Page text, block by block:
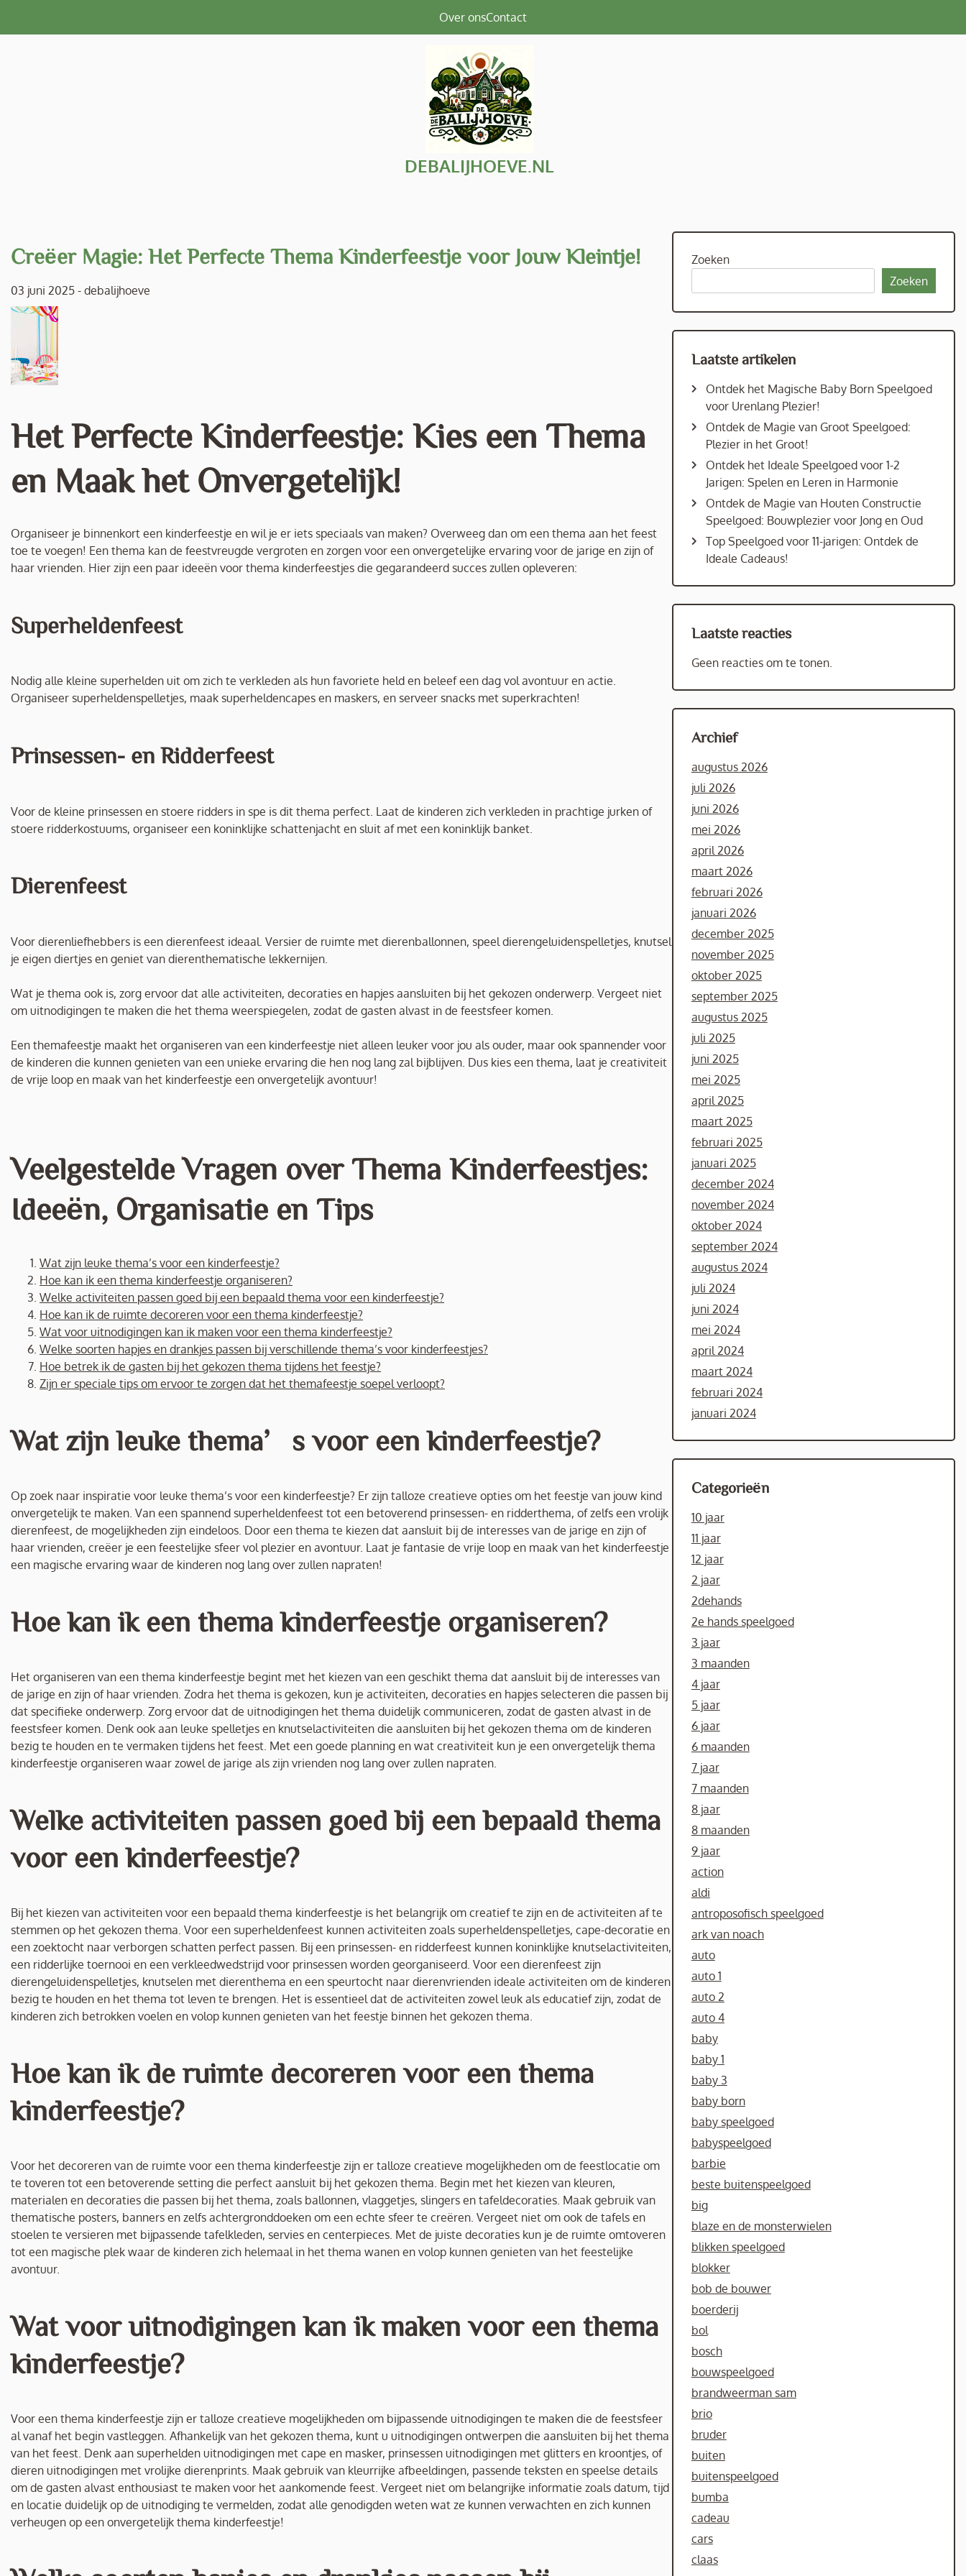
Over onsContact
DEBALIJHOEVE.NL
Creëer Magie: Het Perfecte Thema Kinderfeestje voor Jouw Kleintje!
03 juni 2025 - debalijhoeve
Het Perfecte Kinderfeestje: Kies een Thema
en Maak het Onvergetelijk!
Organiseer je binnenkort een kinderfeestje en wil je er iets speciaals van maken? Overweeg dan om een thema aan het feest
toe te voegen! Een thema kan de feestvreugde vergroten en zorgen voor een onvergetelijke ervaring voor de jarige en zijn of
haar vrienden. Hier zijn een paar ideeën voor thema kinderfeestjes die gegarandeerd succes zullen opleveren:
Superheldenfeest
Nodig alle kleine superhelden uit om zich te verkleden als hun favoriete held en beleef een dag vol avontuur en actie.
Organiseer superheldenspelletjes, maak superheldencapes en maskers, en serveer snacks met superkrachten!
Prinsessen- en Ridderfeest
Voor de kleine prinsessen en stoere ridders in spe is dit thema perfect. Laat de kinderen zich verkleden in prachtige jurken of
stoere ridderkostuums, organiseer een koninklijke schattenjacht en sluit af met een koninklijk banket.
Dierenfeest
Voor dierenliefhebbers is een dierenfeest ideaal. Versier de ruimte met dierenballonnen, speel dierengeluidenspelletjes, knutsel
je eigen diertjes en geniet van dierenthematische lekkernijen.
Wat je thema ook is, zorg ervoor dat alle activiteiten, decoraties en hapjes aansluiten bij het gekozen onderwerp. Vergeet niet
om uitnodigingen te maken die het thema weerspiegelen, zodat de gasten alvast in de feestsfeer komen.
Een themafeestje maakt het organiseren van een kinderfeestje niet alleen leuker voor jou als ouder, maar ook spannender voor
de kinderen die kunnen genieten van een unieke ervaring die hen nog lang zal bijblijven. Dus kies een thema, laat je creativiteit
de vrije loop en maak van het kinderfeestje een onvergetelijk avontuur!
Veelgestelde Vragen over Thema Kinderfeestjes:
Ideeën, Organisatie en Tips
Wat zijn leuke thema’s voor een kinderfeestje?
Hoe kan ik een thema kinderfeestje organiseren?
Welke activiteiten passen goed bij een bepaald thema voor een kinderfeestje?
Hoe kan ik de ruimte decoreren voor een thema kinderfeestje?
Wat voor uitnodigingen kan ik maken voor een thema kinderfeestje?
Welke soorten hapjes en drankjes passen bij verschillende thema’s voor kinderfeestjes?
Hoe betrek ik de gasten bij het gekozen thema tijdens het feestje?
Zijn er speciale tips om ervoor te zorgen dat het themafeestje soepel verloopt?
Wat zijn leuke thema’s voor een kinderfeestje?
Op zoek naar inspiratie voor leuke thema’s voor een kinderfeestje? Er zijn talloze creatieve opties om het feestje van jouw kind
onvergetelijk te maken. Van een spannend superheldenfeest tot een betoverend prinsessen- en ridderthema, of zelfs een vrolijk
dierenfeest, de mogelijkheden zijn eindeloos. Door een thema te kiezen dat aansluit bij de interesses van de jarige en zijn of
haar vrienden, creëer je een feestelijke sfeer vol plezier en avontuur. Laat je fantasie de vrije loop en maak van het kinderfeestje
een magische ervaring waar de kinderen nog lang over zullen napraten!
Hoe kan ik een thema kinderfeestje organiseren?
Het organiseren van een thema kinderfeestje begint met het kiezen van een geschikt thema dat aansluit bij de interesses van
de jarige en zijn of haar vrienden. Zodra het thema is gekozen, kun je activiteiten, decoraties en hapjes selecteren die passen bij
dat specifieke onderwerp. Zorg ervoor dat de uitnodigingen het thema duidelijk communiceren, zodat de gasten alvast in de
feestsfeer komen. Denk ook aan leuke spelletjes en knutselactiviteiten die aansluiten bij het gekozen thema om de kinderen
bezig te houden en te vermaken tijdens het feest. Met een goede planning en wat creativiteit kun je een onvergetelijk thema
kinderfeestje organiseren waar zowel de jarige als zijn vrienden nog lang over zullen napraten.
Welke activiteiten passen goed bij een bepaald thema
voor een kinderfeestje?
Bij het kiezen van activiteiten voor een bepaald thema kinderfeestje is het belangrijk om creatief te zijn en de activiteiten af te
stemmen op het gekozen thema. Voor een superheldenfeest kunnen activiteiten zoals superheldenspelletjes, cape-decoratie en
een zoektocht naar verborgen schatten perfect passen. Bij een prinsessen- en ridderfeest kunnen koninklijke knutselactiviteiten,
een ridderlijke toernooi en een verkleedwedstrijd voor prinsessen worden georganiseerd. Voor een dierenfeest zijn
dierengeluidenspelletjes, knutselen met dierenthema en een speurtocht naar dierenvrienden ideale activiteiten om de kinderen
bezig te houden en het thema tot leven te brengen. Het is essentieel dat de activiteiten zowel leuk als educatief zijn, zodat de
kinderen zich betrokken voelen en volop kunnen genieten van het feestje binnen het gekozen thema.
Hoe kan ik de ruimte decoreren voor een thema
kinderfeestje?
Voor het decoreren van de ruimte voor een thema kinderfeestje zijn er talloze creatieve mogelijkheden om de feestlocatie om
te toveren tot een betoverende setting die perfect aansluit bij het gekozen thema. Begin met het kiezen van kleuren,
materialen en decoraties die passen bij het thema, zoals ballonnen, vlaggetjes, slingers en tafeldecoraties. Maak gebruik van
thematische posters, banners en zelfs achtergronddoeken om een echte sfeer te creëren. Vergeet niet om ook de tafels en
stoelen te versieren met bijpassende tafelkleden, servies en centerpieces. Met de juiste decoraties kun je de ruimte omtoveren
tot een magische plek waar de kinderen zich helemaal in het thema wanen en volop kunnen genieten van het feestelijke
avontuur.
Wat voor uitnodigingen kan ik maken voor een thema
kinderfeestje?
Voor een thema kinderfeestje zijn er talloze creatieve mogelijkheden om bijpassende uitnodigingen te maken die de feestsfeer
al vanaf het begin vastleggen. Afhankelijk van het gekozen thema, kunt u uitnodigingen ontwerpen die aansluiten bij het thema
van het feest. Denk aan superhelden uitnodigingen met cape en masker, prinsessen uitnodigingen met glitters en kroontjes, of
dieren uitnodigingen met vrolijke dierenprints. Maak gebruik van kleurrijke afbeeldingen, passende teksten en speelse details
om de gasten alvast enthousiast te maken voor het aankomende feest. Vergeet niet om belangrijke informatie zoals datum, tijd
en locatie duidelijk op de uitnodiging te vermelden, zodat alle genodigden weten wat ze kunnen verwachten en zich kunnen
verheugen op een onvergetelijk thema kinderfeestje!
Zoeken
Zoeken
Laatste artikelen
Ontdek het Magische Baby Born Speelgoed
voor Urenlang Plezier!
Ontdek de Magie van Groot Speelgoed:
Plezier in het Groot!
Ontdek het Ideale Speelgoed voor 1-2
Jarigen: Spelen en Leren in Harmonie
Ontdek de Magie van Houten Constructie
Speelgoed: Bouwplezier voor Jong en Oud
Top Speelgoed voor 11-jarigen: Ontdek de
Ideale Cadeaus!
Laatste reacties
Geen reacties om te tonen.
Archief
augustus 2026
juli 2026
juni 2026
mei 2026
april 2026
maart 2026
februari 2026
januari 2026
december 2025
november 2025
oktober 2025
september 2025
augustus 2025
juli 2025
juni 2025
mei 2025
april 2025
maart 2025
februari 2025
januari 2025
december 2024
november 2024
oktober 2024
september 2024
augustus 2024
juli 2024
juni 2024
mei 2024
april 2024
maart 2024
februari 2024
januari 2024
Categorieën
10 jaar
11 jaar
12 jaar
2 jaar
2dehands
2e hands speelgoed
3 jaar
3 maanden
4 jaar
5 jaar
6 jaar
6 maanden
7 jaar
7 maanden
8 jaar
8 maanden
9 jaar
action
aldi
antroposofisch speelgoed
ark van noach
auto
auto 1
auto 2
auto 4
baby
baby 1
baby 3
baby born
baby speelgoed
babyspeelgoed
barbie
beste buitenspeelgoed
big
blaze en de monsterwielen
blikken speelgoed
blokker
bob de bouwer
boerderij
bol
bosch
bouwspeelgoed
brandweerman sam
brio
bruder
buiten
buitenspeelgoed
bumba
cadeau
cars
claas